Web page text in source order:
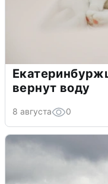
вернут воду
8 августа 0